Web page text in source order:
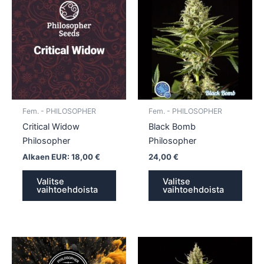
Fem. - PHILOSOPHER
Critical Widow
Philosopher
Alkaen EUR: 18,00€
Valitse
vaihtoehdoista
tuotteella
on
useampi
muunnelma.
Voit
tehdä
valinnat
Fem. - PHILOSOPHER
Black Bomb
Philosopher
24,00€
Valitse
vaihtoehdoista
Tällä
tuotteella